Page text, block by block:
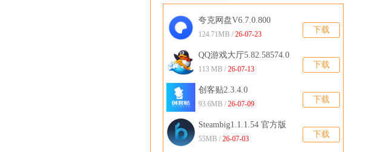
下载
夸克网盘V6.7.0.800
124.71MB / 26-07-23
下载
QQ游戏大厅5.82.58574.0
官方版
113 MB / 26-07-13
下载
创客贴2.3.4.0
93.6MB / 26-07-09
下载
Steambig1.1.1.54 官方版
55MB / 26-07-03